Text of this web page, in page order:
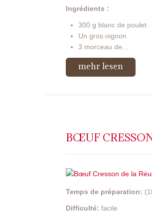
Ingrédients :
300 g blanc de poulet
Un gros oignon
3 morceau de...
mehr lesen
BŒUF
Temps de préparation:
Difficulté: facile